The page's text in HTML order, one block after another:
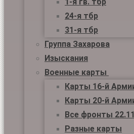
24-я тбр
31-я тбр
Группа Захарова
Изыскания
Военные карты
Карты 16-й
Карты 20-й
Все фронты
Разные карты